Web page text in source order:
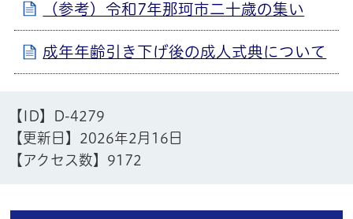
（参考）令和7年那珂市二十歳の集い
成年年齢引き下げ後の成人式典について
【ID】
D-4279
【更新日】 2026年2月16日
【アクセス数】 9172